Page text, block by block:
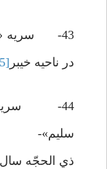
43- سريه
در ناحيه خيبر [15]
44- سريه
سليم»-
ذي الحجّه